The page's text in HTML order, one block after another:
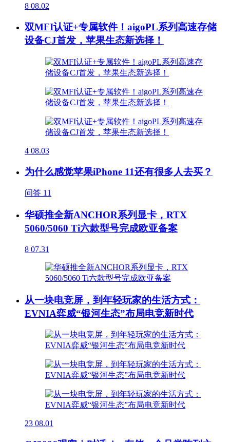
8 08.02
双MFI认证+专属软件！aigoPL系列高速存储
设备CJ首发，苹果生态新选择！
4 08.03
为什么感觉苹果iPhone 11还有很多人去买？
问答 11
华硕推全新ANCHOR系列显卡，RTX
5060/5060 Ti六款型号完成欧亚备案
8 07.31
从一块电竞屏，到年轻玩家的生活方式：
EVNIA弈威“银河生态”布局电竞新时代
23 08.01